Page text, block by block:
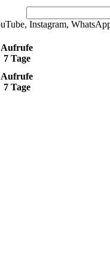
Instagram,
Aufrufe
7 Tage
Aufrufe
7 Tage